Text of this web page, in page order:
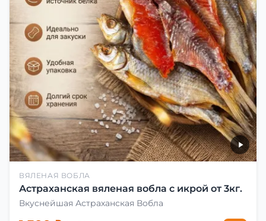
ВЯЛЕНАЯ ВОБЛА
Астраханская вяленая вобла с икрой от 3кг.
Вкуснейшая Астраханская Вобла